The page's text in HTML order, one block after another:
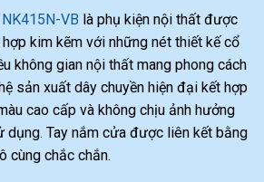
VB là phụ kiện nội thất được
kim kẽm với những nét thiết kế cổ
không gian nội thất mang phong cách
sản xuất dây chuyền hiện đại kết hợp
cao cấp và không chịu ảnh hưởng
dụng. Tay nắm cửa được liên kết bằng
cùng chắc chắn.